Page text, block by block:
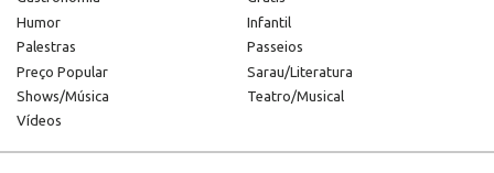
Humor
Infantil
Palestras
Passeios
Preço Popular
Sarau/Literatura
Shows/Música
Teatro/Musical
Vídeos